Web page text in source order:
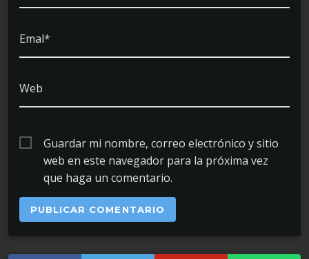
Emal*
Web
Guardar mi nombre, correo electrónico y sitio
web en este navegador para la próxima vez
que haga un comentario.